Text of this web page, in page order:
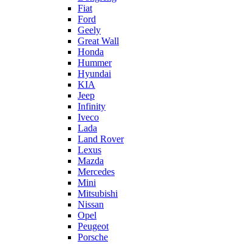
Fiat
Ford
Geely
Great Wall
Honda
Hummer
Hyundai
KIA
Jeep
Infinity
Iveco
Lada
Land Rover
Lexus
Mazda
Mercedes
Mini
Mitsubishi
Nissan
Opel
Peugeot
Porsche